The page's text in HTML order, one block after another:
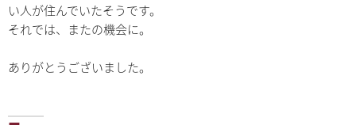
い人が住んでいたそうです。
それでは、またの機会に。
ありがとうございました。